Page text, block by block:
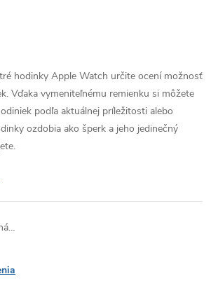
hodinky Apple Watch určite ocení možnosť
Vďaka vymeniteľnému remienku si môžete
podľa aktuálnej príležitosti alebo
ozdobia ako šperk a jeho jedinečný